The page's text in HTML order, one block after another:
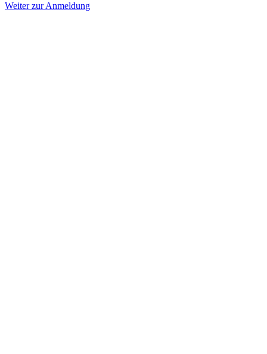
Weiter zur Anmeldung